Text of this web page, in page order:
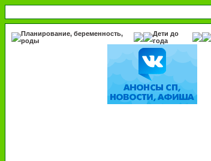
Планирование, беременность,
роды
Дети до
года